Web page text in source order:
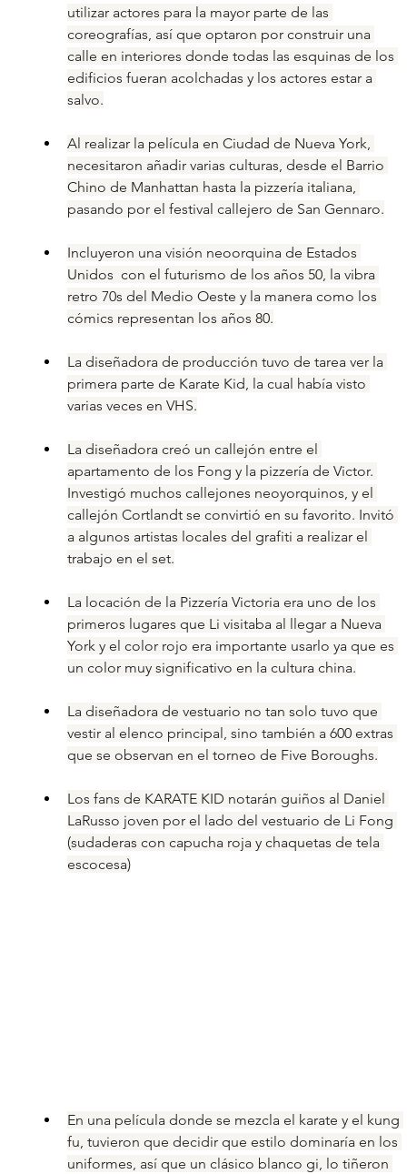
utilizar actores para la mayor parte de las
coreografías, así que optaron por construir una
calle en interiores donde todas las esquinas de los
edificios fueran acolchadas y los actores estar a
salvo.
Al realizar la película en Ciudad de Nueva York,
necesitaron añadir varias culturas, desde el Barrio
Chino de Manhattan hasta la pizzería italiana,
pasando por el festival callejero de San Gennaro.
Incluyeron una visión neoorquina de Estados
Unidos  con el futurismo de los años 50, la vibra
retro 70s del Medio Oeste y la manera como los
cómics representan los años 80.
La diseñadora de producción tuvo de tarea ver la
primera parte de Karate Kid, la cual había visto
varias veces en VHS.
La diseñadora creó un callejón entre el
apartamento de los Fong y la pizzería de Victor.
Investigó muchos callejones neoyorquinos, y el
callejón Cortlandt se convirtió en su favorito. Invitó
a algunos artistas locales del grafiti a realizar el
trabajo en el set.
La locación de la Pizzería Victoria era uno de los
primeros lugares que Li visitaba al llegar a Nueva
York y el color rojo era importante usarlo ya que es
un color muy significativo en la cultura china.
La diseñadora de vestuario no tan solo tuvo que
vestir al elenco principal, sino también a 600 extras
que se observan en el torneo de Five Boroughs.
Los fans de KARATE KID notarán guiños al Daniel
LaRusso joven por el lado del vestuario de Li Fong
(sudaderas con capucha roja y chaquetas de tela
escocesa)
En una película donde se mezcla el karate y el kung
fu, tuvieron que decidir que estilo dominaría en los
uniformes, así que un clásico blanco gi, lo tiñeron